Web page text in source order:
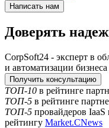
Написать нам
Доверять
CorpSoft24 - эксперт в
и автоматизации бизнеса
Получить консультацию
ТОП-10 в рейтинге
ТОП-5 в рейтинге
ТОП-5 провайдеров
рейтингу Market.CNews